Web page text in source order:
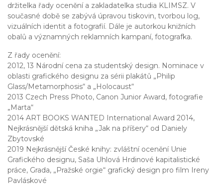
držitelka řady ocenění a zakladatelka studia KLIMSZ. V
současné době se zabývá úpravou tiskovin, tvorbou log,
vizuálních identit a fotografií. Dále je autorkou knižních
obalů a významných reklamních kampaní, fotografka.
Z řady ocenění:
2012, 13 Národní cena za studentský design. Nominace v
oblasti grafického designu za sérii plakátů „Philip
Glass/Metamorphosis“ a „Holocaust“
2013 Czech Press Photo, Canon Junior Award, fotografie
„Marta“
2014 ART BOOKS WANTED International Award 2014,
Nejkrásnější dětská kniha „Jak na příšery“ od Daniely
Zbytovské
2019 Nejkrásnější České knihy: zvláštní ocenění Unie
Grafického designu, Saša Uhlová Hrdinové kapitalistické
práce, Grada, „Pražské orgie“ grafický design pro film Ireny
Pavláskové